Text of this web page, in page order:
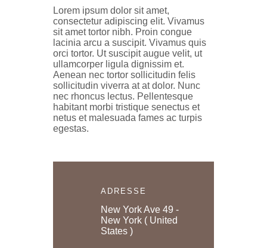
Lorem ipsum dolor sit amet,
consectetur adipiscing elit. Vivamus
sit amet tortor nibh. Proin congue
lacinia arcu a suscipit. Vivamus quis
orci tortor. Ut suscipit augue velit, ut
ullamcorper ligula dignissim et.
Aenean nec tortor sollicitudin felis
sollicitudin viverra at at dolor. Nunc
nec rhoncus lectus. Pellentesque
habitant morbi tristique senectus et
netus et malesuada fames ac turpis
egestas.
ADRESSE
New York Ave 49 -
New York ( United
States )